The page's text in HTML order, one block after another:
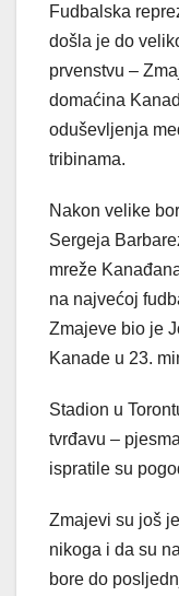
Fudbalska
došla je do
prvenstvu –
domaćina
oduševljenja
tribinama.
Nakon velike
Sergeja
mreže
na najvećoj
Zmajeve bio je
Kanade u 23.
Stadion u
tvrđavu –
ispratile su
Zmajevi su još
nikoga i da su
bore do